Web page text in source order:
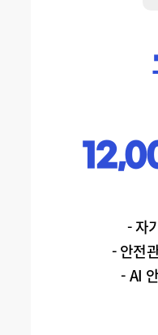
- 자
- 안전
- AI